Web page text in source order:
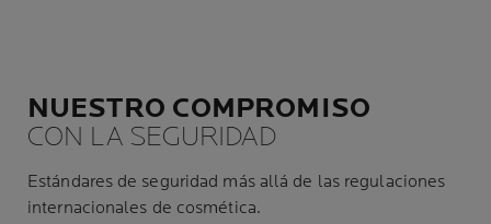
NUESTRO COMPROMISO
CON LA SEGURIDAD
Estándares de seguridad más allá de las regulaciones
internacionales de cosmética.